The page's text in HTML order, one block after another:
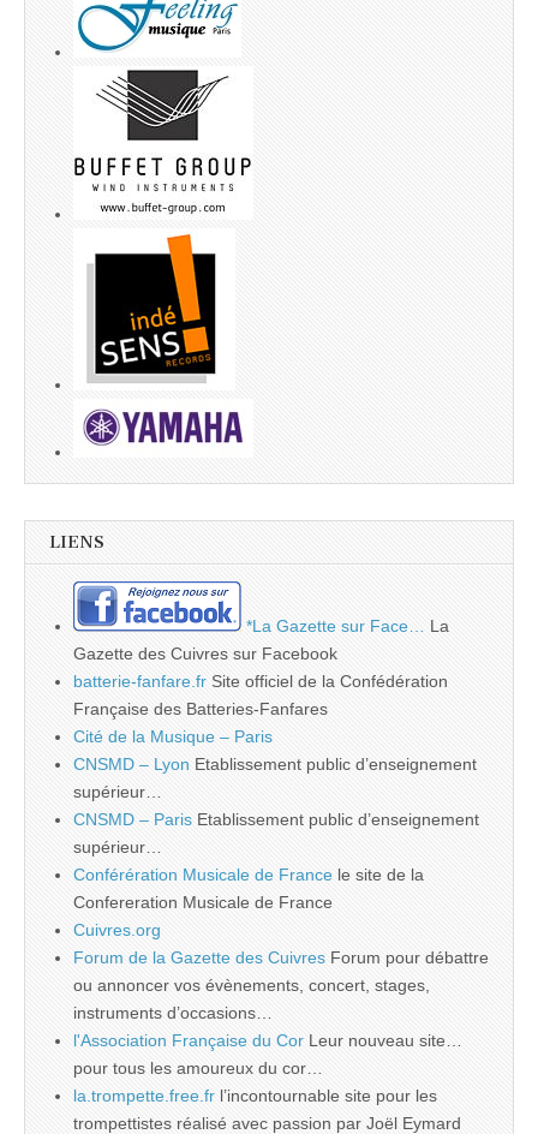
LIENS
*La Gazette sur Face…
La
Gazette des Cuivres sur Facebook
batterie-fanfare.fr Site officiel de la Confédération
Française des Batteries-Fanfares
Cité de la Musique – Paris
CNSMD – Lyon Etablissement public d’enseignement
supérieur…
CNSMD – Paris Etablissement public d’enseignement
supérieur…
Conférération Musicale de France le site de la
Confereration Musicale de France
Cuivres.org
Forum de la Gazette des Cuivres Forum pour débattre
ou annoncer vos évènements, concert, stages,
instruments d’occasions…
l'Association Française du Cor Leur nouveau site…
pour tous les amoureux du cor…
la.trompette.free.fr l’incontournable site pour les
trompettistes réalisé avec passion par Joël Eymard